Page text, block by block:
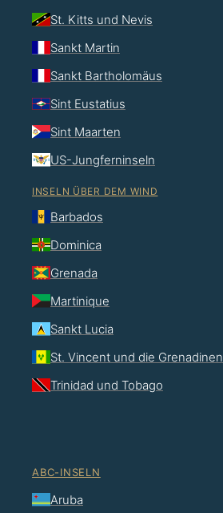
St. Kitts und Nevis
Sankt Martin
Sankt Bartholomäus
Sint Eustatius
Sint Maarten
US-Jungferninseln
INSELN ÜBER DEM WIND
Barbados
Dominica
Grenada
Martinique
Sankt Lucia
St. Vincent und die Grenadinen
Trinidad und Tobago
ABC-INSELN
Aruba